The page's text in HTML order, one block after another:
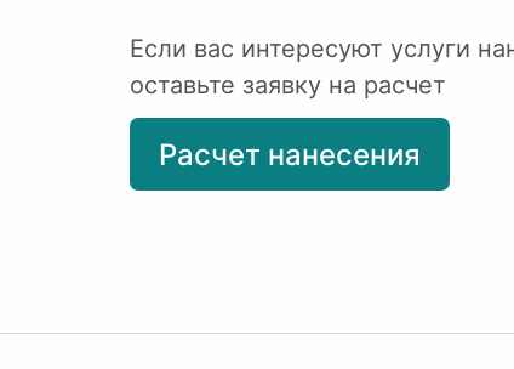
Если вас интересуют услуги
оставьте заявку на расчет
Расчет нанесения